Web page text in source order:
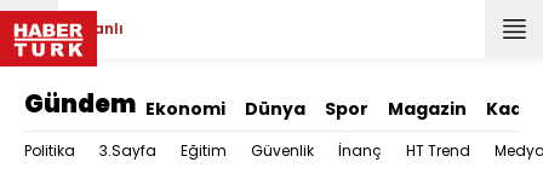
Canlı
Gündem Ekonomi Dünya Spor Magazin Kadın
Politika 3.Sayfa Eğitim Güvenlik İnanç HT Trend